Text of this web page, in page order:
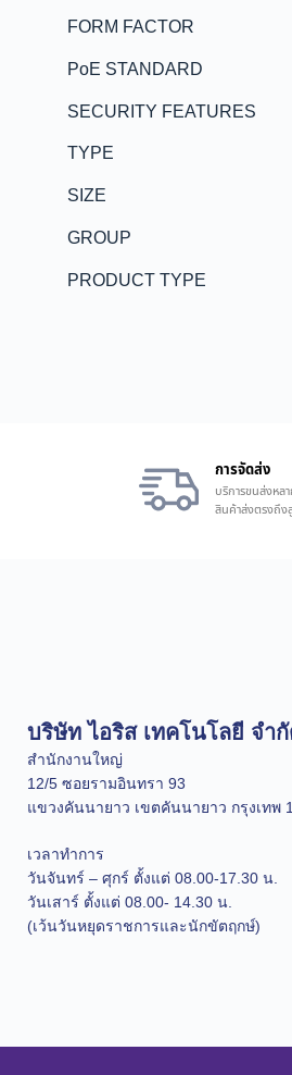
FORM FACTOR
PoE STANDARD
SECURITY FEATURES
TYPE
SIZE
GROUP
PRODUCT TYPE
การจัดส่ง
บริการขนส่งหล
สินค้าส่งตรงถึง
บริษัท ไอริส เทคโนโลยี จำ
สำนักงานใหญ่
12/5 ซอยรามอินทรา 93
แขวงคันนายาว เขตคันนายาว กรุงเทพ
เวลาทำการ
วันจันทร์ – ศุกร์ ตั้งแต่ 08.00-17.30 น.
วันเสาร์ ตั้งแต่ 08.00- 14.30 น.
(เว้นวันหยุดราชการและนักขัตฤกษ์)